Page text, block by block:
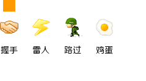
握手 雷人 路过 鸡蛋